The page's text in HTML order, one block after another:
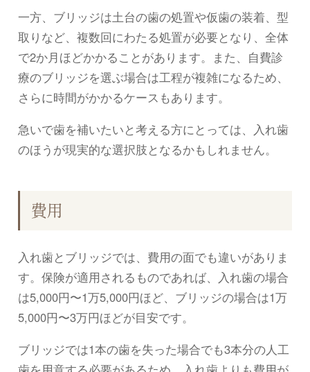
一方、ブリッジは土台の歯の処置や仮歯の装着、型
取りなど、複数回にわたる処置が必要となり、全体
で2か月ほどかかることがあります。また、自費診
療のブリッジを選ぶ場合は工程が複雑になるため、
さらに時間がかかるケースもあります。
急いで歯を補いたいと考える方にとっては、入れ歯
のほうが現実的な選択肢となるかもしれません。
費用
入れ歯とブリッジでは、費用の面でも違いがありま
す。保険が適用されるものであれば、入れ歯の場合
は5,000円〜1万5,000円ほど、ブリッジの場合は1万
5,000円〜3万円ほどが目安です。
ブリッジでは1本の歯を失った場合でも3本分の人工